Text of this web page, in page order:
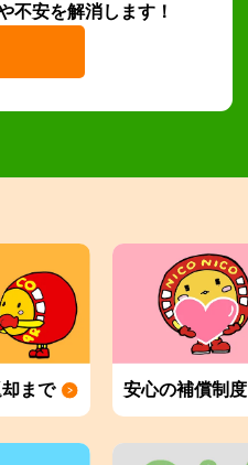
不安を解消します！
まで 安心の補償制度